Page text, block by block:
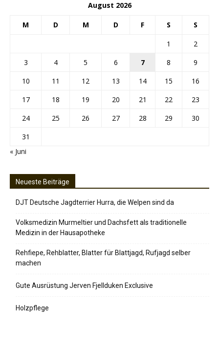
August 2026
M D M D F S S
1
2
3
4 5 6 7 8
9
10
11 12 13 14 15
16
17
18 19 20 21 22
23
24
25 26 27 28 29
30
31
« Juni
Neueste Beiträge
DJT Deutsche Jagdterrier Hurra, die Welpen sind da
Volksmedizin Murmeltier und Dachsfett als traditionelle
Medizin in der Hausapotheke
Rehfiepe, Rehblatter, Blatter für Blattjagd, Rufjagd selber
machen
Gute Ausrüstung Jerven Fjellduken Exclusive
Holzpflege